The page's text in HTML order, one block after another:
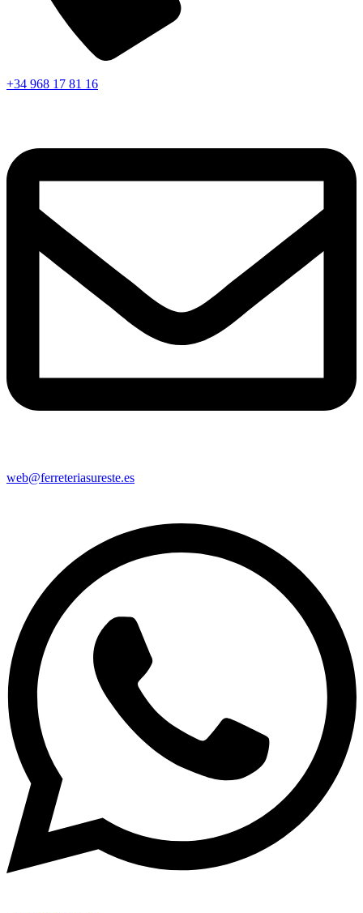
+34 968 17 81 16
web@ferreteriasureste.es